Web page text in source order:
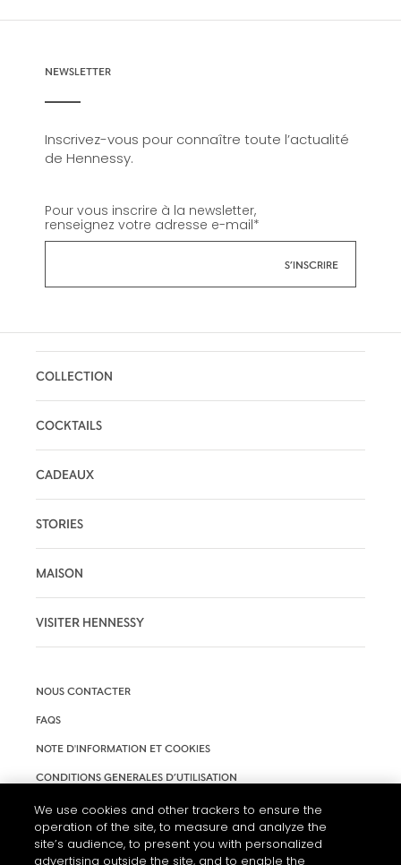
NEWSLETTER
Inscrivez-vous pour connaître toute l’actualité
de Hennessy.
Pour vous inscrire à la newsletter,
renseignez votre adresse e-mail*
COLLECTION
COCKTAILS
CADEAUX
STORIES
MAISON
VISITER HENNESSY
NOUS CONTACTER
FAQS
NOTE D'INFORMATION ET COOKIES
CONDITIONS GENERALES D’UTILISATION
ACCESSIBILITÉ
PARAMÈTRES DES COOKIES
We use cookies and other trackers to ensure the
operation of the site, to measure and analyze the
site’s audience, to present you with personalized
advertising outside the site, and to enable the